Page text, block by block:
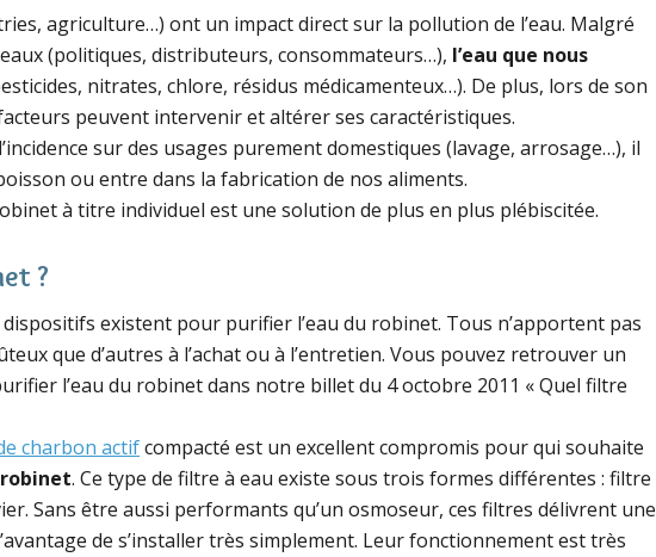
agriculture…) ont un impact direct sur la pollution de l’eau. Malgré
(politiques, distributeurs, consommateurs…), l’eau que nous
nitrates, chlore, résidus médicamenteux…). De plus, lors de son
peuvent intervenir et altérer ses caractéristiques.
sur des usages purement domestiques (lavage, arrosage…), il
ou entre dans la fabrication de nos aliments.
à titre individuel est une solution de plus en plus plébiscitée.
?
existent pour purifier l’eau du robinet. Tous n’apportent pas
que d’autres à l’achat ou à l’entretien. Vous pouvez retrouver un
l’eau du robinet dans notre billet du 4 octobre 2011 « Quel filtre
charbon actifcompacté est un excellent compromis pour qui souhaite
. Ce type de filtre à eau existe sous trois formes différentes : filtre
Sans être aussi performants qu’un osmoseur, ces filtres délivrent une
de s’installer très simplement. Leur fonctionnement est très